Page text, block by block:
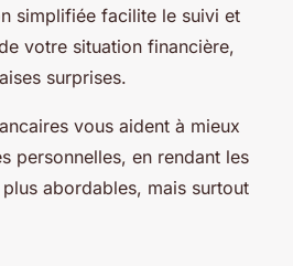
simplifiée facilite le suivi et
votre situation financière,
surprises.
vous aident à mieux
personnelles, en rendant les
abordables, mais surtout